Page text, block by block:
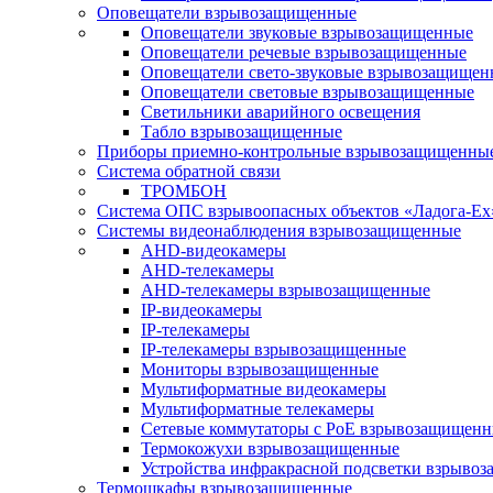
Оповещатели взрывозащищенные
Оповещатели звуковые взрывозащищенные
Оповещатели речевые взрывозащищенные
Оповещатели свето-звуковые
Оповещатели световые взрывозащищенные
Светильники аварийного освещения
Табло взрывозащищенные
Приборы приемно-контрольные
Система обратной связи
ТРОМБОН
Система ОПС взрывоопасных объектов «Ладога-
Системы видеонаблюдения взрывозащищенные
AHD-видеокамеры
AHD-телекамеры
AHD-телекамеры взрывозащищенные
IP-видеокамеры
IP-телекамеры
IP-телекамеры взрывозащищенные
Мониторы взрывозащищенные
Мультиформатные видеокамеры
Мультиформатные телекамеры
Сетевые коммутаторы с РоЕ
Термокожухи взрывозащищенные
Устройства инфракрасной подсветки
Термошкафы взрывозащищенные